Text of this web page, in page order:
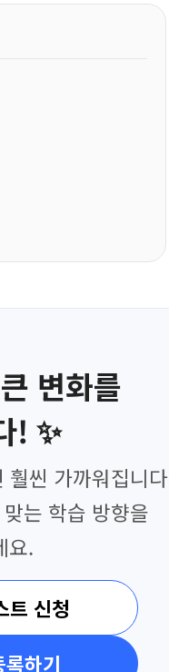
변화를
! ✨
훨씬 가까워집니
는 학습 방향을
요.
트 신청
하기